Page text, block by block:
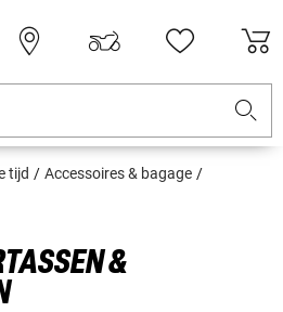
tijd
Accessoires & bagage
&